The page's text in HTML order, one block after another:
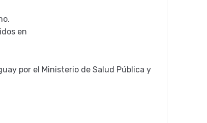
en
por el Ministerio de Salud Pública y